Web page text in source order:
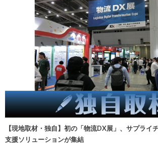
【現地取材・独自】初の「物流DX展」、サプライ
支援ソリューションが集結